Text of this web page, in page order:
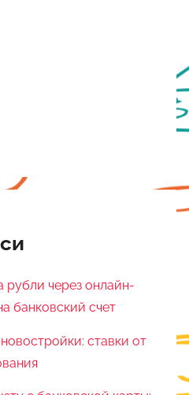
рубли через онлайн-
банковский счет
ставки от